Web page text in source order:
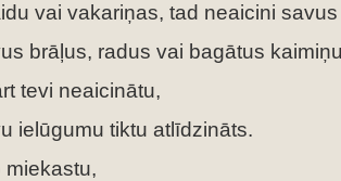
vai vakariņas, tad neaicini savus
brāļus, radus vai bagātus
tevi neaicinātu,
ielūgumu tiktu atlīdzināts.
miekastu,